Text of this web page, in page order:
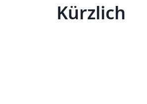
Kürzlich